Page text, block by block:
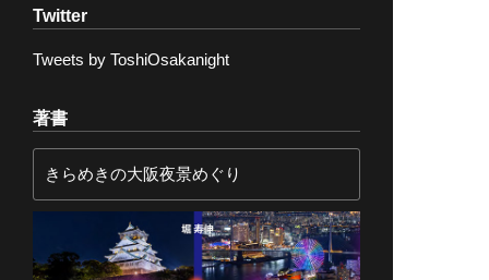
Twitter
Tweets by ToshiOsakanight
著書
きらめきの大阪夜景めぐり